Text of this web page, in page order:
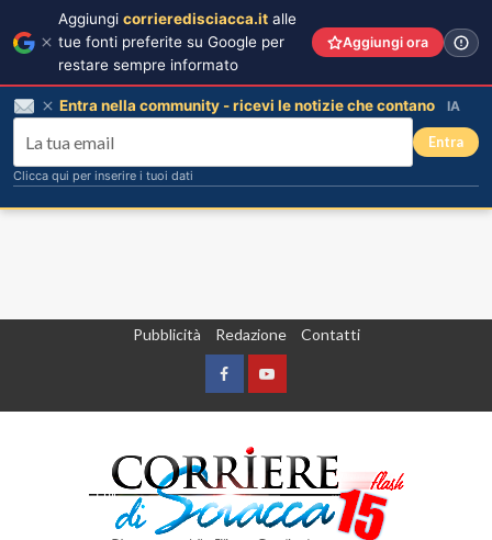
Pubblicità Redazione Contatti
FacebookYountube
Aggiungi corrieredisciacca.it alle
tue fonti preferite su Google per
restare sempre informato
Aggiungi ora
Entra nella community - ricevi le notizie che contano IA
Entra
Clicca qui per inserire i tuoi dati